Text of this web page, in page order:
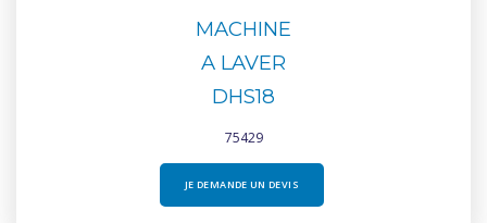
MACHINE
A LAVER
DHS18
75429
JE DEMANDE UN DEVIS